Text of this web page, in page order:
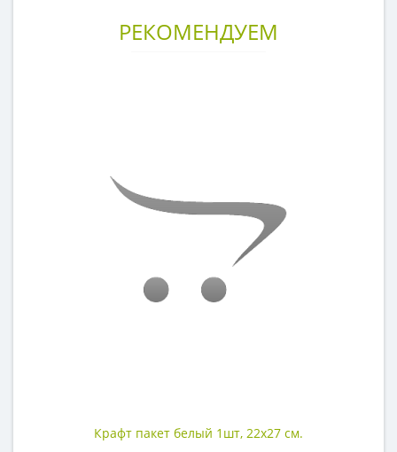
РЕКОМЕНДУЕМ
Крафт пакет белый 1шт, 22х27 см.